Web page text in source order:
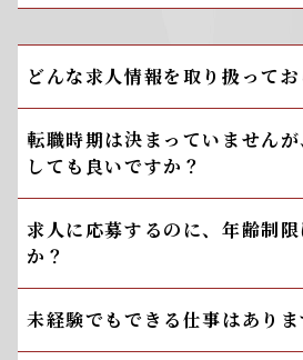
どんな求人情報を取り扱ってお
転職時期は決まっていません
しても良いですか？
求人に応募するのに、年齢制
か？
未経験でもできる仕事はありま